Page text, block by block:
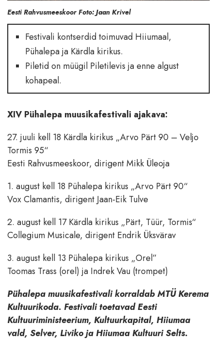
Eesti Rahvusmeeskoor Foto: Jaan Krivel
Festivali kontserdid toimuvad Hiiumaal,
Pühalepa ja Kärdla kirikus.
Piletid on müügil Piletilevis ja enne algust
kohapeal.
XIV Pühalepa muusikafestivali ajakava:
27. juuli kell 18 Kärdla kirikus „Arvo Pärt 90 – Veljo
Tormis 95“
Eesti Rahvusmeeskoor, dirigent Mikk Üleoja
1. august kell 18 Pühalepa kirikus „Arvo Pärt 90“
Vox Clamantis, dirigent Jaan-Eik Tulve
2. august kell 17 Kärdla kirikus „Pärt, Tüür, Tormis“
Collegium Musicale, dirigent Endrik Üksvärav
3. august kell 13 Pühalepa kirikus „Orel”
Toomas Trass (orel) ja Indrek Vau (trompet)
Pühalepa muusikafestivali korraldab MTÜ Kerema
Kultuurikoda. Festivali toetavad Eesti
Kultuuriministeerium, Kultuurkapital, Hiiumaa
vald, Selver, Liviko ja Hiiumaa Kultuuri Selts.